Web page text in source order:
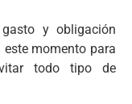
y obligación
momento para
todo tipo de